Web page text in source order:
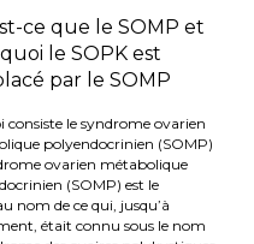
ce que le SOMP et
le SOPK est
par le SOMP
consiste le syndrome ovarien
polyendocrinien (SOMP)
ovarien métabolique
(SOMP) est le
nom de ce qui, jusqu’à
était connu sous le nom